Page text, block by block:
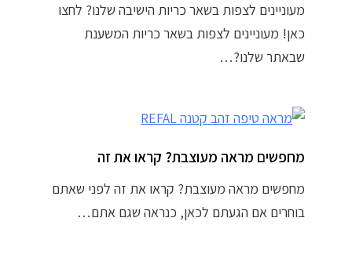
מעוניינים לצפות בשאר כריות הישיבה שלנו? לחצו
כאן! מעוניינים לצפות בשאר כריות המשענת
שבאתר שלנו?…
מחפשים מראה מעוצבת? קראו את זה
מחפשים מראה מעוצבת? קראו את זה לפני שאתם
בוחרים אם הגעתם לכאן, כנראה שגם אתם…